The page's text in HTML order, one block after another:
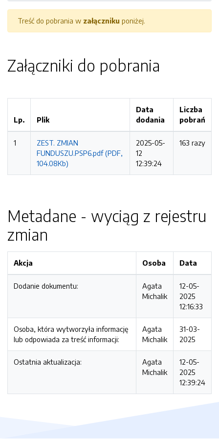
Treść do pobrania w załączniku poniżej.
Załączniki do pobrania
Lp. Plik
Data
dodania
Liczba
pobrań
1
ZEST. ZMIAN
FUNDUSZU.PSP6.pdf (PDF,
104.08Kb)
2025-05-
12
12:39:24
163 razy
Metadane - wyciąg z rejestru
zmian
Akcja Osoba Data
Dodanie dokumentu:
Agata
Michalik
12-05-
2025
12:16:33
Osoba, która wytworzyła informację
lub odpowiada za treść informacji:
Agata
Michalik
31-03-
2025
Ostatnia aktualizacja:
Agata
Michalik
12-05-
2025
12:39:24